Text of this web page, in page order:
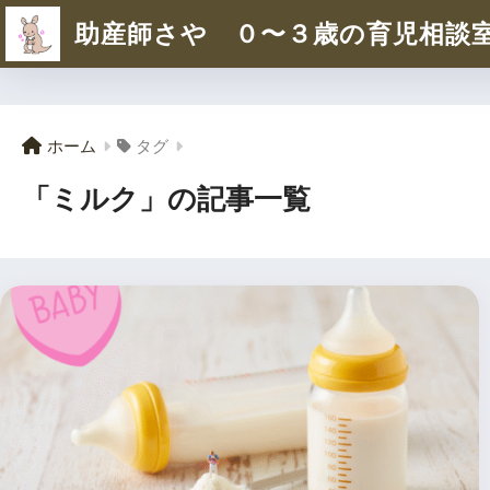
助産師さや ０〜３歳の育児相談
ホーム タグ
「ミルク」の記事一覧